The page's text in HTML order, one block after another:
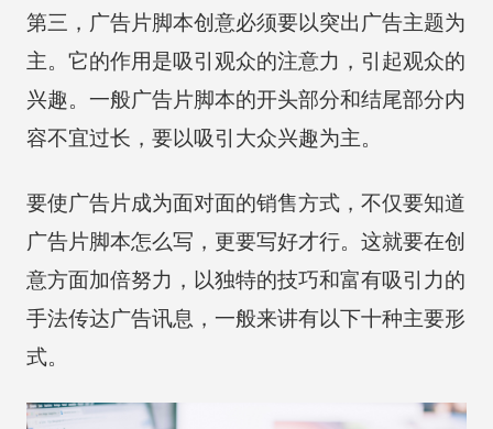
第三，广告片脚本创意必须要以突出广告主题为
主。它的作用是吸引观众的注意力，引起观众的
兴趣。一般广告片脚本的开头部分和结尾部分内
容不宜过长，要以吸引大众兴趣为主。
要使广告片成为面对面的销售方式，不仅要知道
广告片脚本怎么写，更要写好才行。这就要在创
意方面加倍努力，以独特的技巧和富有吸引力的
手法传达广告讯息，一般来讲有以下十种主要形
式。